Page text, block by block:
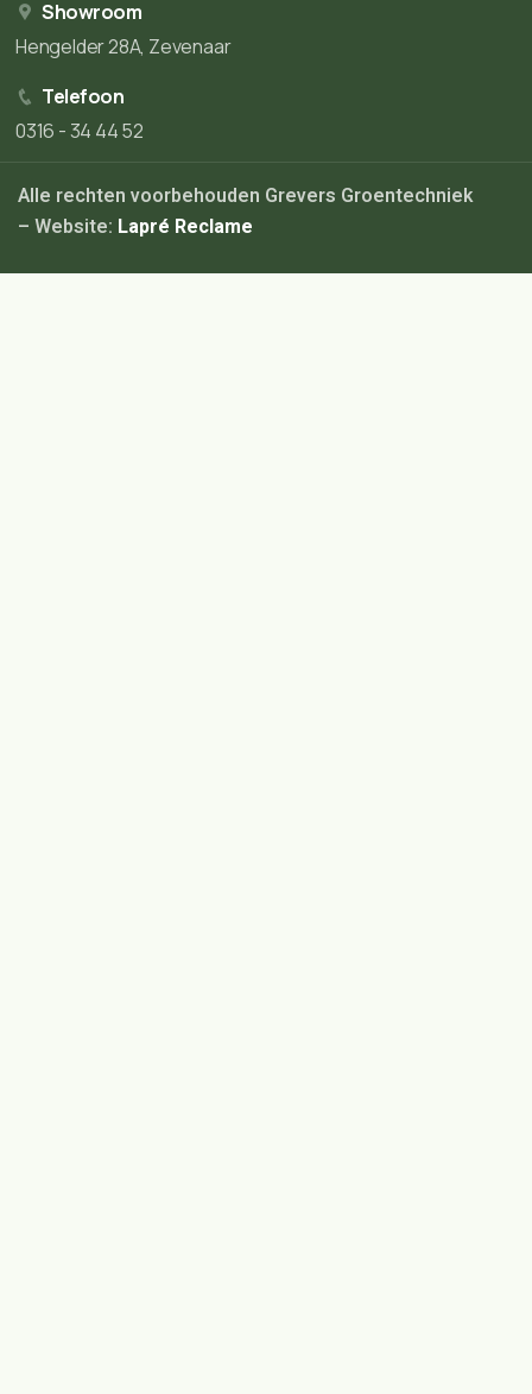
Showroom
Hengelder 28A, Zevenaar
Telefoon
0316 - 34 44 52
Alle rechten voorbehouden Grevers Groentechniek
– Website: Lapré Reclame